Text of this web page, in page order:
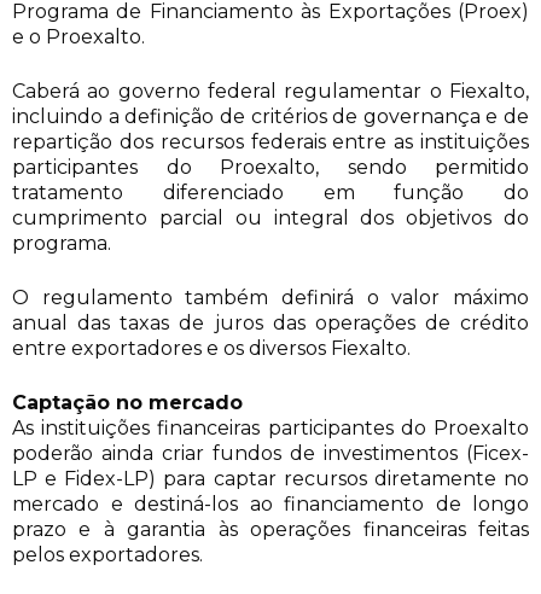
Programa de Financiamento às Exportações (Proex)
e o Proexalto.
Caberá ao governo federal regulamentar o Fiexalto,
incluindo a definição de critérios de governança e de
repartição dos recursos federais entre as instituições
participantes do Proexalto, sendo permitido
tratamento diferenciado em função do
cumprimento parcial ou integral dos objetivos do
programa.
O regulamento também definirá o valor máximo
anual das taxas de juros das operações de crédito
entre exportadores e os diversos Fiexalto.
Captação no mercado
As instituições financeiras participantes do Proexalto
poderão ainda criar fundos de investimentos (Ficex-
LP e Fidex-LP) para captar recursos diretamente no
mercado e destiná-los ao financiamento de longo
prazo e à garantia às operações financeiras feitas
pelos exportadores.